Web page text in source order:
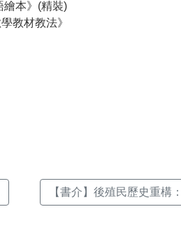
繪本》(精裝)
教材教法》
【書介】後殖民歷史重構